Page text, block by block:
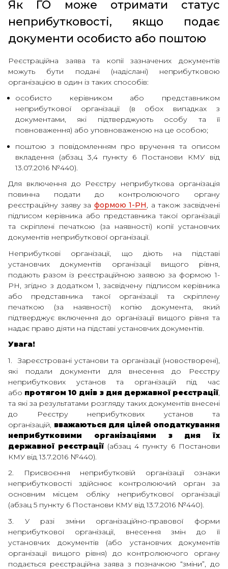
Як ГО може отримати статус
неприбутковості, якщо подає
документи особисто або поштою
Реєстраційна заява та копії зазначених документів
можуть бути подані (надіслані) неприбутковою
організацією в один із таких способів:
особисто керівником або представником
неприбуткової організації (в обох випадках з
документами, які підтверджують особу та її
повноваження) або уповноваженою на це особою;
поштою з повідомленням про вручення та описом
вкладення (абзац 3,4 пункту 6 Постанови КМУ від
13.07.2016 №440).
Для включення до Реєстру неприбуткова організація
повинна подати до контролюючого органу
реєстраційну заяву за формою 1-РН, а також засвідчені
підписом керівника або представника такої організації
та скріплені печаткою (за наявності) копії установчих
документів неприбуткової організації.
Неприбуткові організації, що діють на підставі
установчих документів організації вищого рівня,
подають разом із реєстраційною заявою за формою 1-
РН, згідно з додатком 1, засвідчену підписом керівника
або представника такої організації та скріплену
печаткою (за наявності) копію документа, який
підтверджує включення до організації вищого рівня та
надає право діяти на підставі установчих документів.
Увага!
1. Зареєстровані установи та організації (новостворені),
які подали документи для внесення до Реєстру
неприбуткових установ та організацій під час
або протягом 10 днів з дня державної реєстрації,
та які за результатами розгляду таких документів внесені
до Реєстру неприбуткових установ та
організацій, вважаються для цілей оподаткування
неприбутковими організаціями з дня їх
державної реєстрації (абзац 4 пункту 6 Постанови
КМУ від 13.7.2016 №440).
2. Присвоєння неприбутковій організації ознаки
неприбутковості здійснює контролюючий орган за
основним місцем обліку неприбуткової організації
(абзац 5 пункту 6 Постанови КМУ від 13.7.2016 №440).
3. У разі зміни організаційно-правової форми
неприбуткової організації, внесення змін до її
установчих документів (або установчих документів
організації вищого рівня) до контролюючого органу
подається реєстраційна заява з позначкою “зміни”, до